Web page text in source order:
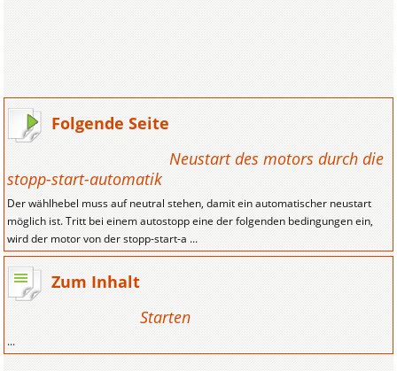
Folgende Seite
Neustart des motors durch die
stopp-start-automatik
Der wählhebel muss auf neutral stehen, damit ein automatischer neustart
möglich ist. Tritt bei einem autostopp eine der folgenden bedingungen ein,
wird der motor von der stopp-start-a ...
Zum Inhalt
Starten
...